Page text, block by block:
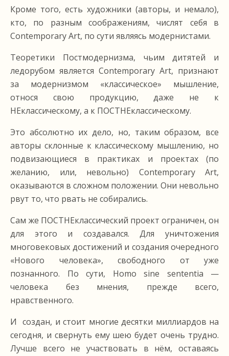
Кроме того, есть художники (авторы, и немало),
кто, по разным соображениям, числят себя в
Contemporary Art, по сути являясь модернистами.
Теоретики Постмодернизма, чьим дитятей и
ледорубом является Contemporary Art, признают
за модернизмом «классическое» мышление,
относя свою продукцию, даже не к
НЕклассическому, а к ПОСТНЕклассическому.
Это абсолютно их дело, но, таким образом, все
авторы склонные к классическому мышлению, но
подвизающиеся в практиках и проектах (по
желанию, или, невольно) Contemporary Art,
оказываются в сложном положении. Они невольно
рвут то, что рвать не собирались.
Сам же ПОСТНЕклассический проект ограничен, он
для этого и создавался. Для уничтожения
многовековых достижений и создания очередного
«Нового человека», свободного от уже
познанного. По сути, Homo sine sententia —
человека без мнения, прежде всего,
нравственного.
И создан, и стоит многие десятки миллиардов на
сегодня, и свернуть ему шею будет очень трудно.
Лучше всего не участвовать в нём, оставаясь